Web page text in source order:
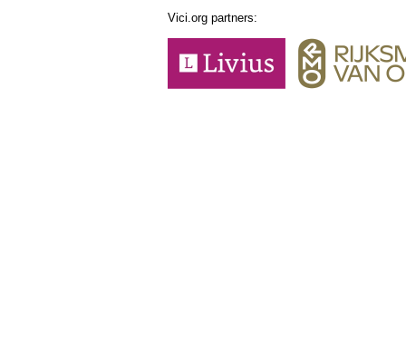
Vici.org partners: